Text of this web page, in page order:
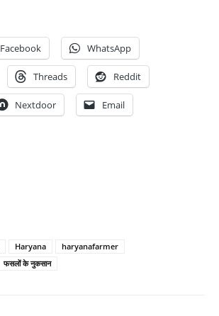
Facebook WhatsApp
Threads Reddit
Nextdoor Email
Haryana
haryanafarmer
फसलों के नुकसान